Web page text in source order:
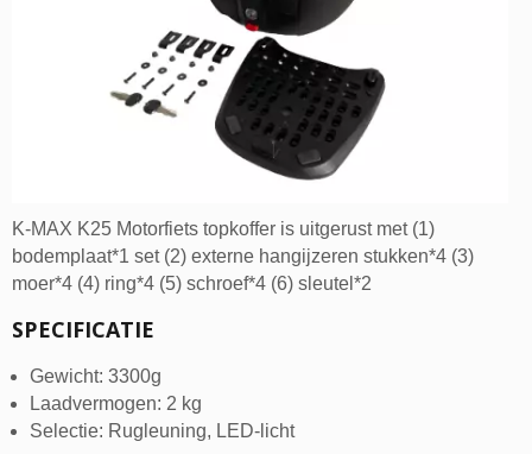
K-MAX K25 Motorfiets topkoffer is uitgerust met (1)
bodemplaat*1 set (2) externe hangijzeren stukken*4 (3)
moer*4 (4) ring*4 (5) schroef*4 (6) sleutel*2
SPECIFICATIE
Gewicht: 3300g
Laadvermogen: 2 kg
Selectie: Rugleuning, LED-licht